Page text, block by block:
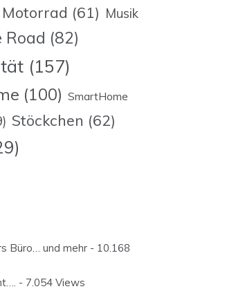
Motorrad (61) Musik
Road (82)
(157)
(100) SmartHome
Stöckchen (62)
Büro… und mehr - 10.168
- 7.054 Views